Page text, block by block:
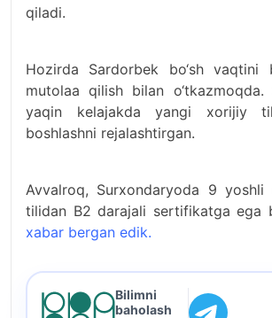
qiladi.
Hozirda Sardorbek bo‘sh vaqtini
mutolaa qilish bilan o‘tkazmoqda.
yaqin kelajakda yangi xorijiy
boshlashni rejalashtirgan.
Avvalroq, Surxondaryoda 9 yoshli
tilidan B2 darajali sertifikatga ega
xabar bergan edik.
Bilimni
baholash